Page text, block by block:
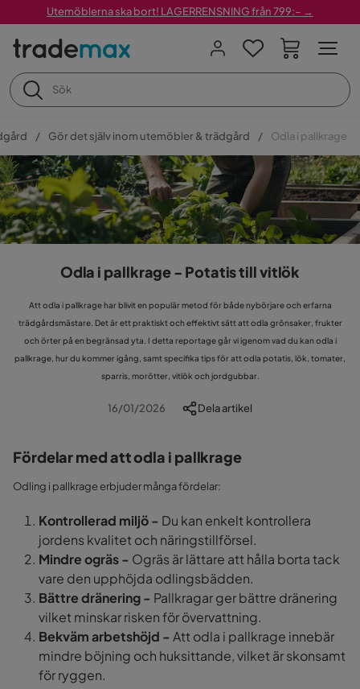
Utemöblerna ska bort! LAGERRENSNING från 799:– →
Gör det själv inom utemöbler & trädgård Odla i pallkrage
Odla i pallkrage - Potatis till vitlök
Att odla i pallkrage har blivit en populär metod för både nybörjare och erfarna
trädgårdsmästare. Det är ett praktiskt och effektivt sätt att odla grönsaker, frukter
och örter på en begränsad yta. I detta reportage går vi igenom vad du kan odla i
pallkrage, hur du kommer igång, samt specifika tips för att odla potatis, lök, tomater,
sparris, morötter, vitlök och jordgubbar.
16/01/2026 Dela artikel
Fördelar med att odla i pallkrage
Odling i pallkrage erbjuder många fördelar:
Kontrollerad miljö - Du kan enkelt kontrollera
jordens kvalitet och näringstillförsel.
Mindre ogräs - Ogräs är lättare att hålla borta tack
vare den upphöjda odlingsbädden.
Bättre dränering - Pallkragar ger bättre dränering
vilket minskar risken för övervattning.
Bekväm arbetshöjd - Att odla i pallkrage innebär
mindre böjning och huksittande, vilket är skonsamt
för ryggen.